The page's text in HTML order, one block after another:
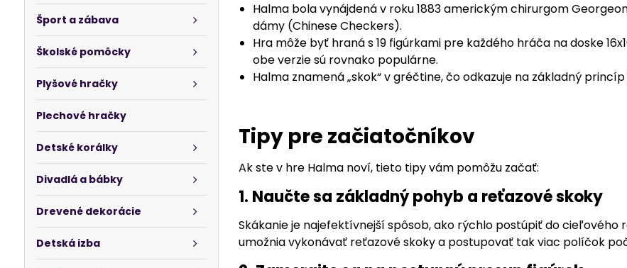
Halma bola vynájdená v roku 1883 americkým chirurgom
dámy (Chinese Checkers).
Hra môže byť hraná s 19 figúrkami pre každého hráča na doske
obe verzie sú rovnako populárne.
Halma znamená „skok“ v gréčtine, čo odkazuje na základný
Tipy pre začiatočníkov
Ak ste v hre Halma noví, tieto tipy vám pomôžu začať:
1. Naučte sa základný pohyb a reťazové skoky
Skákanie je najefektívnejší spôsob, ako rýchlo postúpiť do
umožnia vykonávať reťazové skoky a postupovať tak viac políčok
Šport a zábava
Školské pomôcky
Plyšové hračky
Plechové hračky
Detské korálky
Divadlá a bábky
Drevené dekorácie
Detská izba